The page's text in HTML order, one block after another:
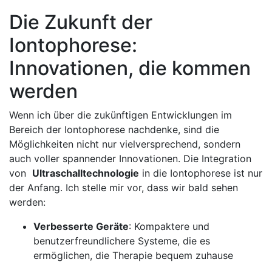
Die Zukunft der
Iontophorese:
Innovationen, die ​kommen
werden
Wenn ich ‍über ⁤die zukünftigen Entwicklungen im
⁣Bereich der‌ Iontophorese nachdenke, sind die
Möglichkeiten nicht ​nur ‌vielversprechend, sondern
auch voller spannender Innovationen.‍ Die Integration
von ⁢ Ultraschalltechnologie in die⁤ Iontophorese ist⁤ nur
der Anfang. Ich stelle⁢ mir ⁤vor, dass wir bald sehen
werden:
Verbesserte Geräte: Kompaktere und‌
benutzerfreundlichere Systeme, die ⁤es​
ermöglichen, ⁣die Therapie bequem ‌zuhause